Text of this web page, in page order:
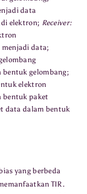
data
elektron; Receiver:
menjadi data;
bentuk gelombang;
elektron
bentuk paket
data dalam bentuk
yang berbeda
TIR.